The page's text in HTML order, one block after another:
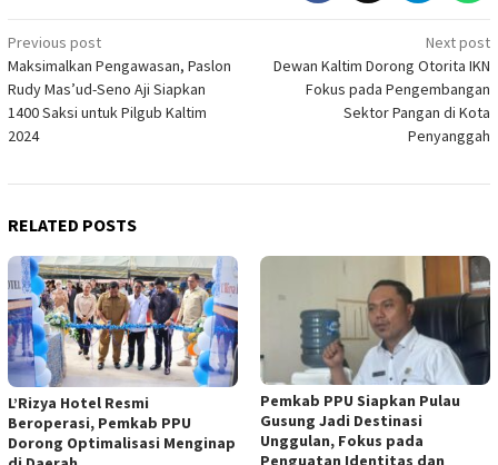
Post
navigation
Previous post
Maksimalkan Pengawasan, Paslon
Rudy Mas’ud-Seno Aji Siapkan
1400 Saksi untuk Pilgub Kaltim
2024
Next post
Dewan Kaltim Dorong Otorita IKN
Fokus pada Pengembangan
Sektor Pangan di Kota
Penyanggah
RELATED POSTS
L’Rizya Hotel Resmi
Beroperasi, Pemkab PPU
Dorong Optimalisasi Menginap
Pemkab PPU Siapkan Pulau
Gusung Jadi Destinasi
Unggulan, Fokus pada
Penguatan Identitas dan